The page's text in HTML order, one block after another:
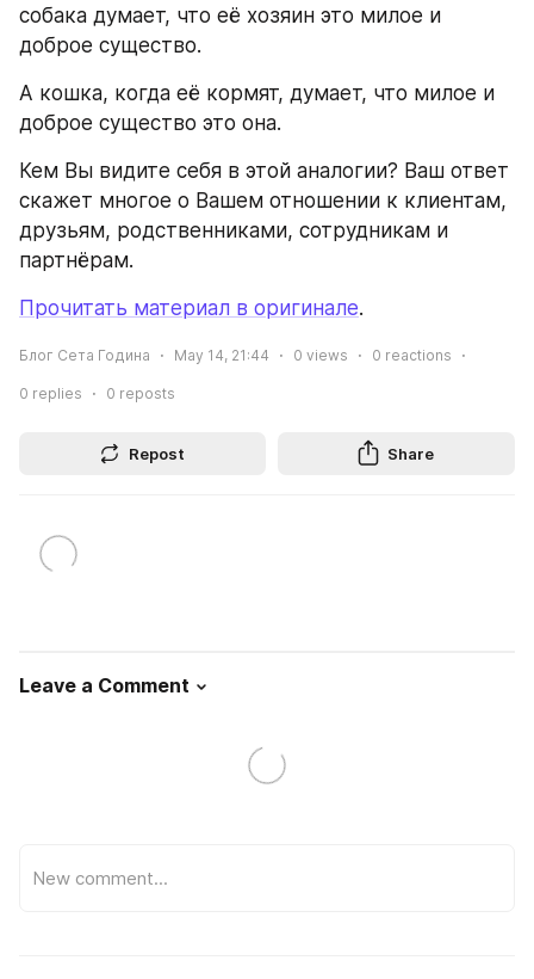
собака думает, что её хозяин это милое и
доброе существо.
А кошка, когда её кормят, думает, что милое и
доброе существо это она.
Кем Вы видите себя в этой аналогии? Ваш ответ
скажет многое о Вашем отношении к клиентам,
друзьям, родственниками, сотрудникам и
партнёрам.
Прочитать материал в оригинале.
Блог Сета Година May 14, 21:44 0 views 0 reactions
0 replies 0 reposts
Repost Share
Leave a Comment